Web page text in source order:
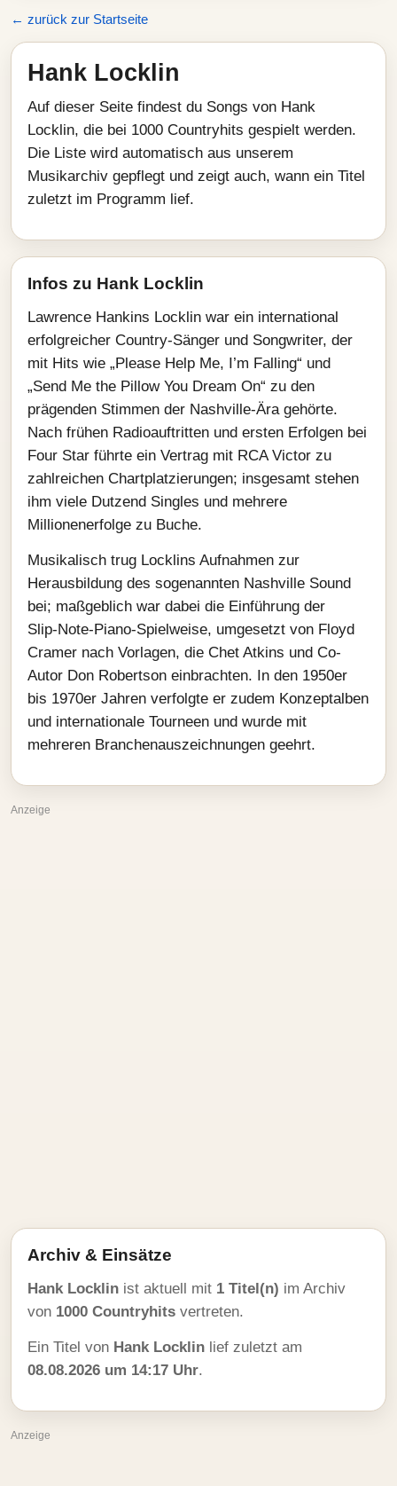
← zurück zur Startseite
Hank Locklin
Auf dieser Seite findest du Songs von Hank
Locklin, die bei 1000 Countryhits gespielt werden.
Die Liste wird automatisch aus unserem
Musikarchiv gepflegt und zeigt auch, wann ein Titel
zuletzt im Programm lief.
Infos zu Hank Locklin
Lawrence Hankins Locklin war ein international
erfolgreicher Country-Sänger und Songwriter, der
mit Hits wie „Please Help Me, I’m Falling“ und
„Send Me the Pillow You Dream On“ zu den
prägenden Stimmen der Nashville-Ära gehörte.
Nach frühen Radioauftritten und ersten Erfolgen bei
Four Star führte ein Vertrag mit RCA Victor zu
zahlreichen Chartplatzierungen; insgesamt stehen
ihm viele Dutzend Singles und mehrere
Millionenerfolge zu Buche.
Musikalisch trug Locklins Aufnahmen zur
Herausbildung des sogenannten Nashville Sound
bei; maßgeblich war dabei die Einführung der
Slip‑Note-Piano‑Spielweise, umgesetzt von Floyd
Cramer nach Vorlagen, die Chet Atkins und Co-
Autor Don Robertson einbrachten. In den 1950er
bis 1970er Jahren verfolgte er zudem Konzeptalben
und internationale Tourneen und wurde mit
mehreren Branchenauszeichnungen geehrt.
Anzeige
Archiv & Einsätze
Hank Locklin ist aktuell mit 1 Titel(n) im Archiv
von 1000 Countryhits vertreten.
Ein Titel von Hank Locklin lief zuletzt am
08.08.2026 um 14:17 Uhr.
Anzeige